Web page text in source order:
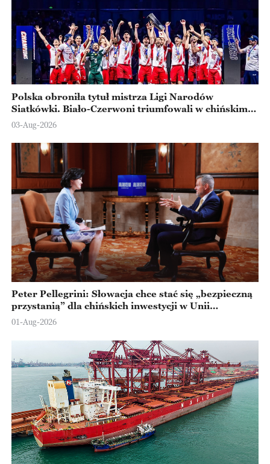
Polska obroniła tytuł mistrza Ligi Narodów
Siatkówki. Biało-Czerwoni triumfowali w chińskim
Ningbo
03-Aug-2026
Peter Pellegrini: Słowacja chce stać się „bezpieczną
przystanią” dla chińskich inwestycji w Unii
Europejskiej
01-Aug-2026